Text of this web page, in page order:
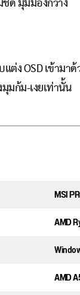
ด มุมมองกว้าง
ต่ง OSD เข้ามาด้
มก้ม-เงยเท่านั้น
MSI
AMD
AMD